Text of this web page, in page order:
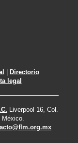
Directorio
legal
Liverpool 16, Col.